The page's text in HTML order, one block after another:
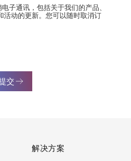
子通讯，包括关于我们的产品、
活动的更新。您可以随时取消订
交
解决方案